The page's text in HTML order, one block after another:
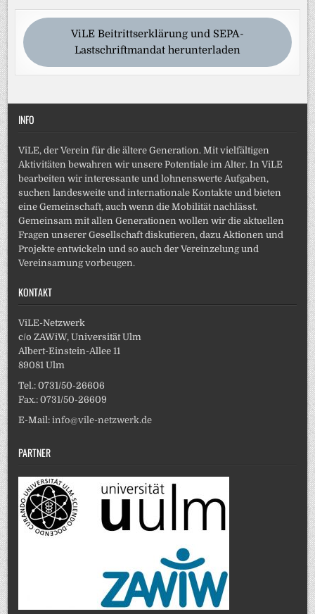
ViLE Beitrittserklärung und SEPA-
Lastschriftmandat herunterladen
INFO
ViLE, der Verein für die ältere Generation. Mit vielfältigen
Aktivitäten bewahren wir unsere Potentiale im Alter. In ViLE
bearbeiten wir interessante und lohnenswerte Aufgaben,
suchen landesweite und internationale Kontakte und bieten
eine Gemeinschaft, auch wenn die Mobilität nachlässt.
Gemeinsam mit allen Generationen wollen wir die aktuellen
Fragen unserer Gesellschaft diskutieren, dazu Aktionen und
Projekte entwickeln und so auch der Vereinzelung und
Vereinsamung vorbeugen.
KONTAKT
ViLE-Netzwerk
c/o ZAWiW, Universität Ulm
Albert-Einstein-Allee 11
89081 Ulm
Tel.: 0731/50-26606
Fax.: 0731/50-26609
E-Mail:info@vile-netzwerk.de
PARTNER